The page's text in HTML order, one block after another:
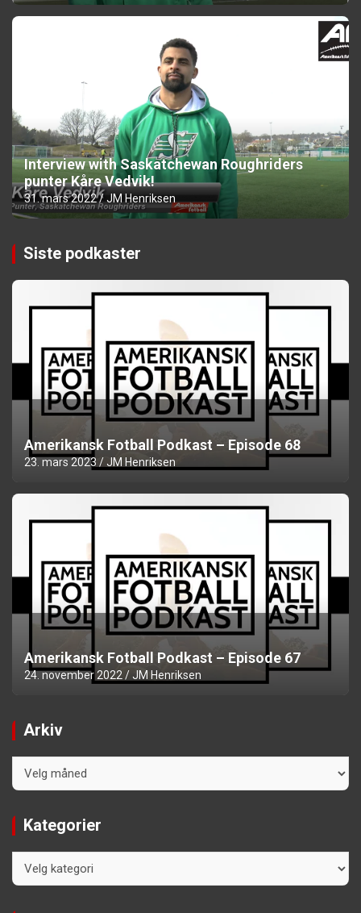
Interview with Saskatchewan Roughriders
punter Kåre Vedvik!
31. mars 2022 JM Henriksen
Siste podkaster
Amerikansk Fotball Podkast – Episode 68
23. mars 2023 JM Henriksen
Amerikansk Fotball Podkast – Episode 67
24. november 2022 JM Henriksen
Arkiv
Kategorier